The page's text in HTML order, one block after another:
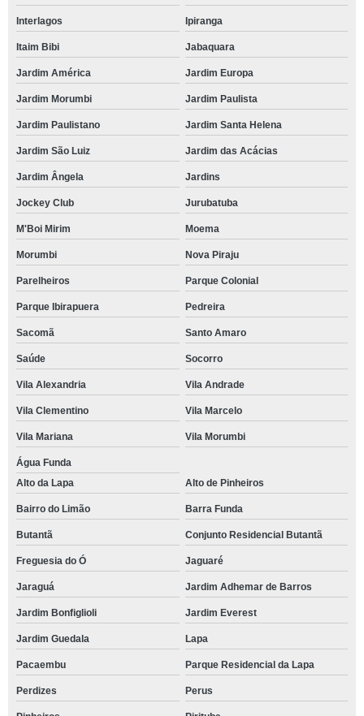
Interlagos Ipiranga
Itaim Bibi Jabaquara
Jardim América Jardim Europa
Jardim Morumbi Jardim Paulista
Jardim Paulistano Jardim Santa Helena
Jardim São Luiz Jardim das Acácias
Jardim Ângela Jardins
Jockey Club Jurubatuba
M'Boi Mirim Moema
Morumbi Nova Piraju
Parelheiros Parque Colonial
Parque Ibirapuera Pedreira
Sacomã Santo Amaro
Saúde Socorro
Vila Alexandria Vila Andrade
Vila Clementino Vila Marcelo
Vila Mariana Vila Morumbi
Água Funda
Alto da Lapa
Alto de Pinheiros
Bairro do Limão Barra Funda
Butantã Conjunto Residencial Butantã
Freguesia do Ó Jaguaré
Jaraguá Jardim Adhemar de Barros
Jardim Bonfiglioli Jardim Everest
Jardim Guedala Lapa
Pacaembu Parque Residencial da Lapa
Perdizes Perus